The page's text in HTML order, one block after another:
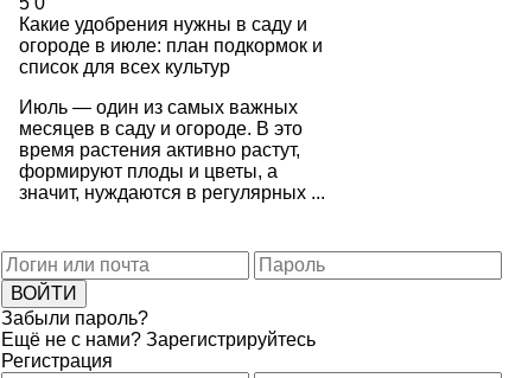
Какие удобрения нужны в саду и
огороде в июле: план подкормок и
список для всех культур
Июль — один из самых важных
месяцев в саду и огороде. В это
время растения активно растут,
формируют плоды и цветы, а
значит, нуждаются в регулярных ...
Забыли пароль?
Ещё не с нами? Зарегистрируйтесь
Регистрация